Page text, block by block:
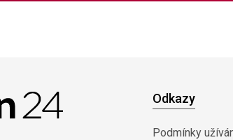
Odkazy
Podmínky